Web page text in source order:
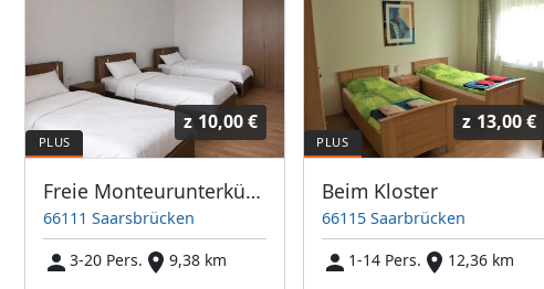
z 10,00 €
Freie Monteurunterkünfte in Saarsbrücken – JETZT anrufen! Wir sprechen auch Polnisch
66111 Saarsbrücken
3-20 Pers.
9,38 km
z 13,00 €
Beim Kloster
66115 Saarbrücken
1-14 Pers.
12,36 km